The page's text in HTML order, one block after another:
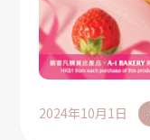
2024年10月1日